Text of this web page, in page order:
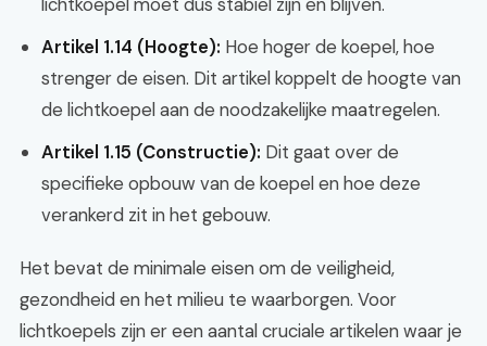
Artikel 1.14 (Hoogte): Hoe hoger de koepel, hoe
strenger de eisen. Dit artikel koppelt de hoogte van
de lichtkoepel aan de noodzakelijke maatregelen.
Artikel 1.15 (Constructie): Dit gaat over de
specifieke opbouw van de koepel en hoe deze
verankerd zit in het gebouw.
Het bevat de minimale eisen om de veiligheid,
gezondheid en het milieu te waarborgen. Voor
lichtkoepels zijn er een aantal cruciale artikelen waar je